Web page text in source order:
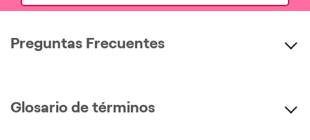
Preguntas Frecuentes
Glosario de términos